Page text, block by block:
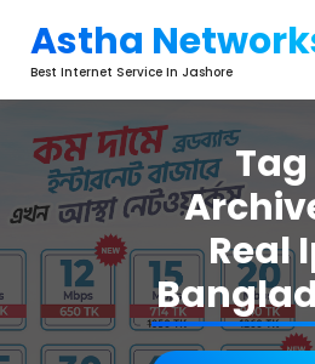
Content
Astha
Best Internet Service In Jashore
Tag
Real